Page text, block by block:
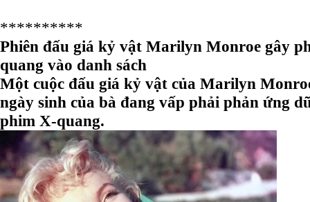
**********
Phiên đấu giá kỷ vật Marilyn Monroe gây
quang vào danh sách
Một cuộc đấu giá kỷ vật của Marilyn
ngày sinh của bà đang vấp phải phản ứng
phim X-quang.